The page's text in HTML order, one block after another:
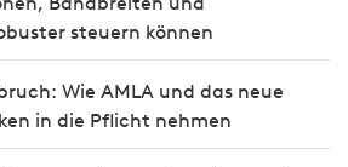
steuern können
Wie AMLA und das neue
in die Pflicht nehmen